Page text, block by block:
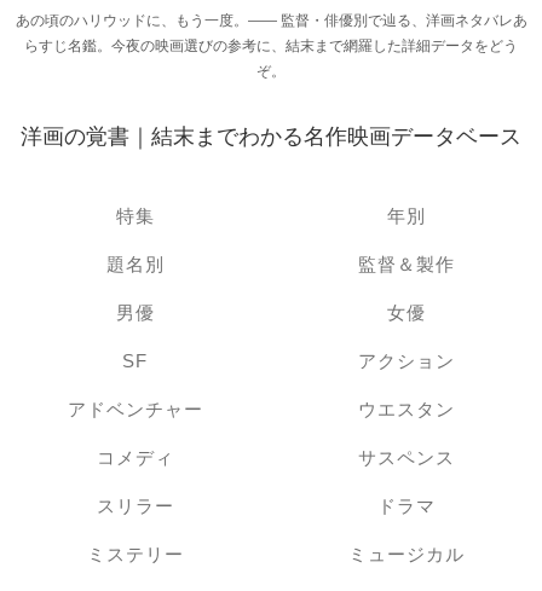
あの頃のハリウッドに、もう一度。―― 監督・俳優別で辿る、洋画ネタバレあ
らすじ名鑑。今夜の映画選びの参考に、結末まで網羅した詳細データをどう
ぞ。
洋画の覚書｜結末までわかる名作映画データベース
特集 年別
題名別 監督＆製作
男優 女優
SF アクション
アドベンチャー ウエスタン
コメディ サスペンス
スリラー ドラマ
ミステリー ミュージカル